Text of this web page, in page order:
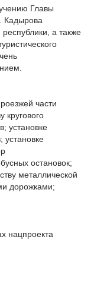
Главы
Кадырова
а также
части
кругового
установке
установке
остановок;
металлической
дорожками;
нацпроекта